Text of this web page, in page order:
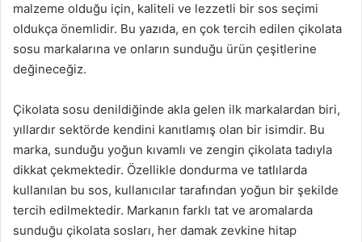
malzeme olduğu için, kaliteli ve lezzetli bir sos seçimi
oldukça önemlidir. Bu yazıda, en çok tercih edilen çikolata
sosu markalarına ve onların sunduğu ürün çeşitlerine
değineceğiz.
Çikolata sosu denildiğinde akla gelen ilk markalardan biri,
yıllardır sektörde kendini kanıtlamış olan bir isimdir. Bu
marka, sunduğu yoğun kıvamlı ve zengin çikolata tadıyla
dikkat çekmektedir. Özellikle dondurma ve tatlılarda
kullanılan bu sos, kullanıcılar tarafından yoğun bir şekilde
tercih edilmektedir. Markanın farklı tat ve aromalarda
sunduğu çikolata sosları, her damak zevkine hitap